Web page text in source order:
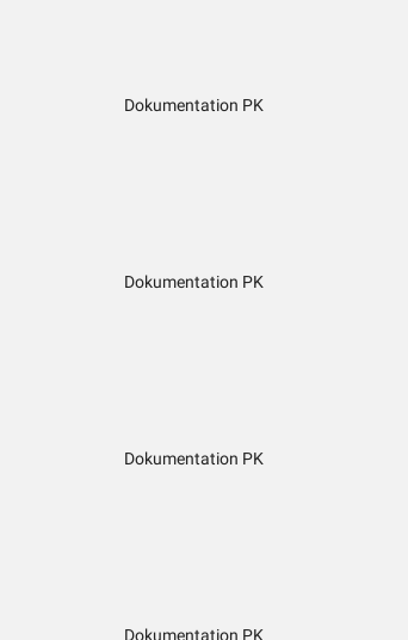
Dokumentation PK
Dokumentation PK
Dokumentation PK
Dokumentation PK